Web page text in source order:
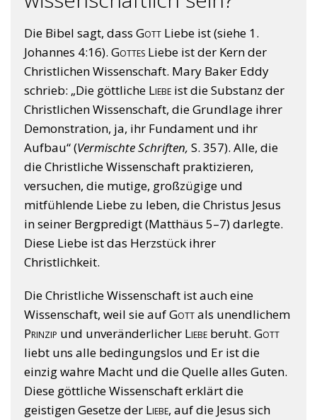
Die Bibel sagt, dass Gott Liebe ist (siehe 1.
Johannes 4:16). Gottes Liebe ist der Kern der
Christlichen Wissenschaft. Mary Baker Eddy
schrieb: „Die göttliche Liebe ist die Substanz der
Christlichen Wissenschaft, die Grundlage ihrer
Demonstration, ja, ihr Fundament und ihr
Aufbau“ (Vermischte Schriften, S. 357). Alle, die
die Christliche Wissenschaft praktizieren,
versuchen, die mutige, großzügige und
mitfühlende Liebe zu leben, die Christus Jesus
in seiner Bergpredigt (Matthäus 5–7) darlegte.
Diese Liebe ist das Herzstück ihrer
Christlichkeit.
Die Christliche Wissenschaft ist auch eine
Wissenschaft, weil sie aufGottals unendlichem
Prinzip und unveränderlicher Liebe beruht. Gott
liebt uns alle bedingungslos und Er ist die
einzig wahre Macht und die Quelle alles Guten.
Diese göttliche Wissenschaft erklärt die
geistigen Gesetze der Liebe, auf die Jesus sich